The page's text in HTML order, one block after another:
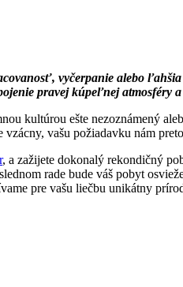
vyčerpanie alebo
pravej kúpeľnej atmosféry
kultúrou ešte nezoznámený
vašu požiadavku nám
, a zažijete dokonalý rekondičný
rade bude váš pobyt
pre vašu liečbu unikátny